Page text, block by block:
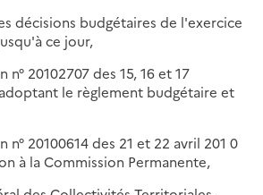
décisions budgétaires de l'exercice
ce jour,
20102707 des 15, 16 et 17
le règlement budgétaire et
n° 20100614 des 21 et 22 avril 201 0
à la Commission Permanente,